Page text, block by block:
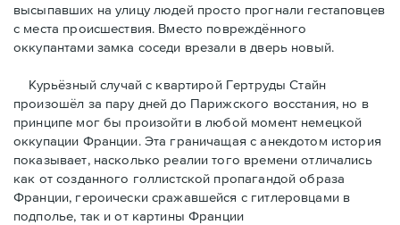
высыпавших на улицу людей просто прогнали гестаповцев
с места происшествия. Вместо повреждённого
оккупантами замка соседи врезали в дверь новый.
Курьёзный случай с квартирой Гертруды Стайн
произошёл за пару дней до Парижского восстания, но в
принципe мог бы произойти в любой момент немецкой
оккупации Франции. Эта граничащая с анекдотом история
показывает, насколько реалии того времени отличались
как от созданного голлистской пропагандой образа
Франции, героически сражавшейся с гитлеровцами в
подполье, так и от картины Франции